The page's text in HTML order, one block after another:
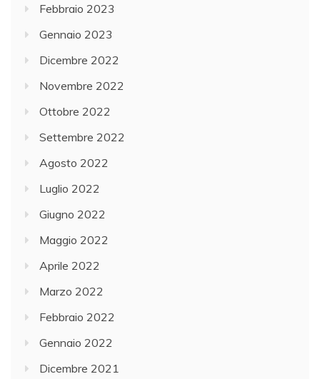
Febbraio 2023
Gennaio 2023
Dicembre 2022
Novembre 2022
Ottobre 2022
Settembre 2022
Agosto 2022
Luglio 2022
Giugno 2022
Maggio 2022
Aprile 2022
Marzo 2022
Febbraio 2022
Gennaio 2022
Dicembre 2021